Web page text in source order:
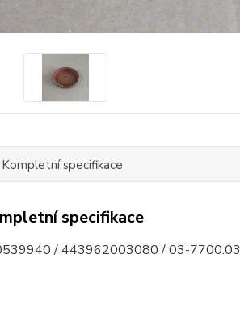
Kompletní specifikace
specifikace
/ 443962003080 / 03-7700.03